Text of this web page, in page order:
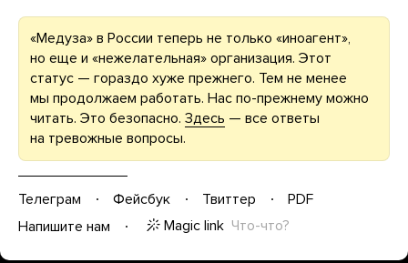
«Медуза» в России теперь не только «иноагент»,
но еще и «нежелательная» организация. Этот
статус — гораздо хуже прежнего. Тем не менее
мы продолжаем работать. Нас по-прежнему можно
читать. Это безопасно. Здесь — все ответы
на тревожные вопросы.
Телеграм Фейсбук Твиттер
PDF
Напишите нам
Magic link Что-что?